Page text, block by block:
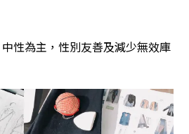
性為主，性別友善及減少無效庫